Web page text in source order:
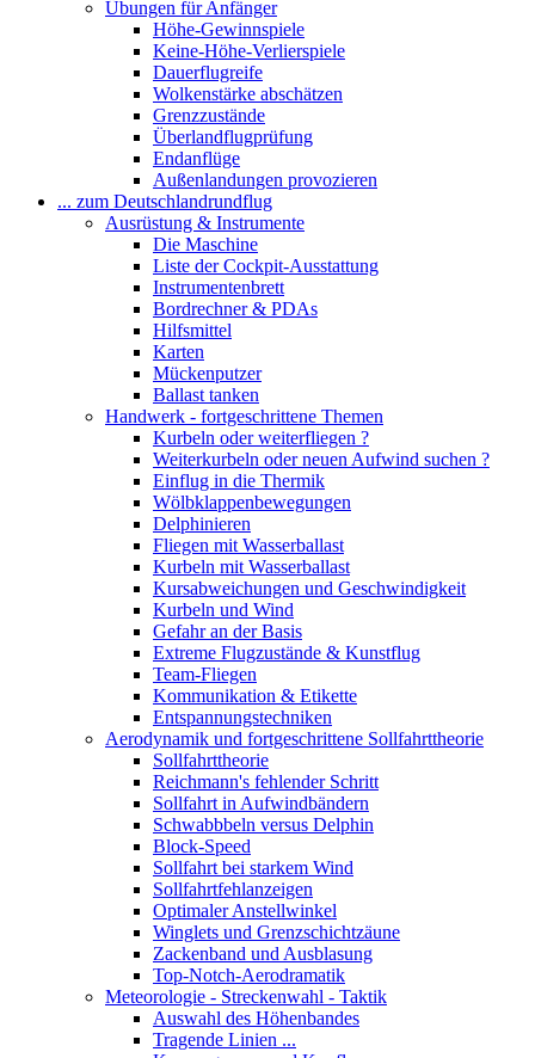
Übungen für Anfänger
Höhe-Gewinnspiele
Keine-Höhe-Verlierspiele
Dauerflugreife
Wolkenstärke abschätzen
Grenzzustände
Überlandflugprüfung
Endanflüge
Außenlandungen provozieren
... zum Deutschlandrundflug
Ausrüstung & Instrumente
Die Maschine
Liste der Cockpit-Ausstattung
Instrumentenbrett
Bordrechner & PDAs
Hilfsmittel
Karten
Mückenputzer
Ballast tanken
Handwerk - fortgeschrittene Themen
Kurbeln oder weiterfliegen ?
Weiterkurbeln oder neuen Aufwind suchen ?
Einflug in die Thermik
Wölbklappenbewegungen
Delphinieren
Fliegen mit Wasserballast
Kurbeln mit Wasserballast
Kursabweichungen und Geschwindigkeit
Kurbeln und Wind
Gefahr an der Basis
Extreme Flugzustände & Kunstflug
Team-Fliegen
Kommunikation & Etikette
Entspannungstechniken
Aerodynamik und fortgeschrittene Sollfahrttheorie
Sollfahrttheorie
Reichmann's fehlender Schritt
Sollfahrt in Aufwindbändern
Schwabbbeln versus Delphin
Block-Speed
Sollfahrt bei starkem Wind
Sollfahrtfehlanzeigen
Optimaler Anstellwinkel
Winglets und Grenzschichtzäune
Zackenband und Ausblasung
Top-Notch-Aerodramatik
Meteorologie - Streckenwahl - Taktik
Auswahl des Höhenbandes
Tragende Linien ...